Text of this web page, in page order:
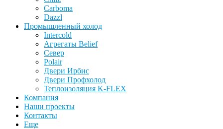
Carboma
Dazzl
Промышленный холод
Intercold
Агрегаты Belief
Север
Polair
Двери Ирбис
Двери Профхолод
Теплоизоляция K-FLEX
Компания
Наши проекты
Контакты
Еще